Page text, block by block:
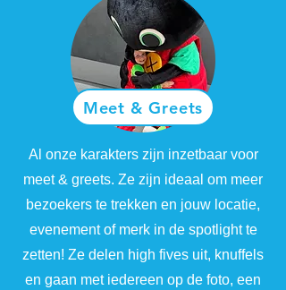
Meet & Greets
Al onze karakters zijn inzetbaar voor
meet & greets. Ze zijn ideaal om meer
bezoekers te trekken en jouw locatie,
evenement of merk in de spotlight te
zetten! Ze delen high fives uit, knuffels
en gaan met iedereen op de foto, een